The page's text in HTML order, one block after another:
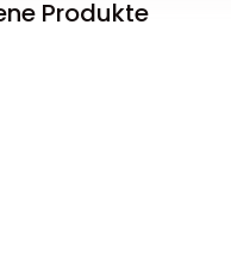
Produkte